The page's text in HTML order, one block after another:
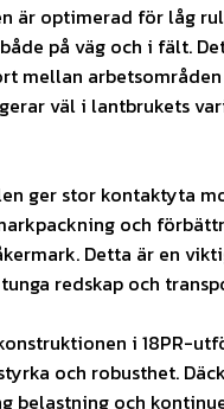
är optimerad för låg
på väg och i fält.
mellan
väl i lantbrukets
ger stor kontaktyta
och
Detta är en
redskap och
i 18PR-
och robusthet.
belastning och